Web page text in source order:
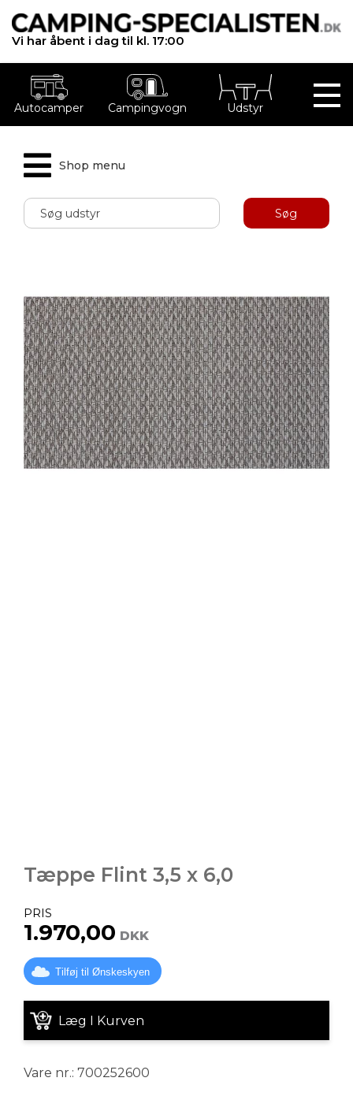
Vi har åbent i dag til kl. 17:00
Autocamper Campingvogn Udstyr
Shop menu
Søg
Tæppe Flint 3,5 x 6,0
PRIS
1.970,00 DKK
Tilføj til Ønskeskyen
Læg I Kurven
Vare nr.: 700252600